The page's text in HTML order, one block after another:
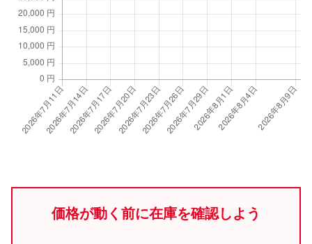
価格が動く前に在庫を確認しよう